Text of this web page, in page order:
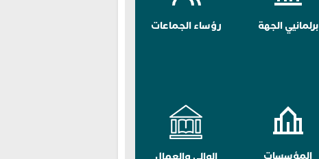
برلمانيي الجهة رؤساء الجماعات
المؤسسات